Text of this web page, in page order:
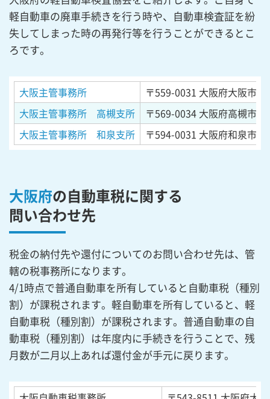
軽自動車の廃車手続きを行う時や、自動車検査証を紛
失してしまった時の再発行等を行うことができるとこ
ろです。
大阪主管事務所 〒559-0031 大阪府大阪市
大阪主管事務所 高槻支所
〒569-0034 大阪府高槻市
大阪主管事務所 和泉支所
〒594-0031 大阪府和泉市
大阪府の自動車税に関する
問い合わせ先
税金の納付先や還付についてのお問い合わせ先は、管
轄の税事務所になります。
4/1時点で普通自動車を所有していると自動車税（種別
割）が課税されます。軽自動車を所有していると、軽
自動車税（種別割）が課税されます。普通自動車の自
動車税（種別割）は年度内に手続きを行うことで、残
月数が二月以上あれば還付金が手元に戻ります。